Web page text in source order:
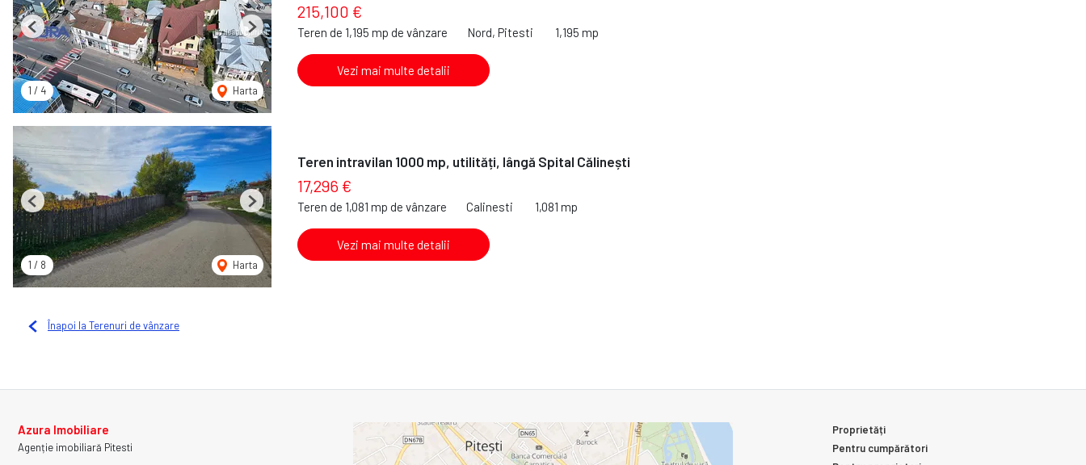
1 / 4 Harta
Previous Next
215,100 €
Teren de 1,195 mp de vânzare Nord, Pitesti 1,195 mp
Vezi mai multe detalii
1 / 8 Harta
Previous Next
Teren intravilan 1000 mp, utilități, lângă Spital Călinești
17,296 €
Teren de 1,081 mp de vânzare Calinesti 1,081 mp
Vezi mai multe detalii
Înapoi la Terenuri de vânzare
Azura Imobiliare
Agenție imobiliară Pitesti
Proprietăți
Pentru cumpărători